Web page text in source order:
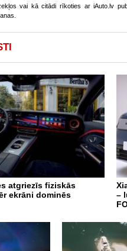
vai kā citādi rīkoties ar iAuto.lv
atgriezīs fiziskās
ekrāni dominēs
–